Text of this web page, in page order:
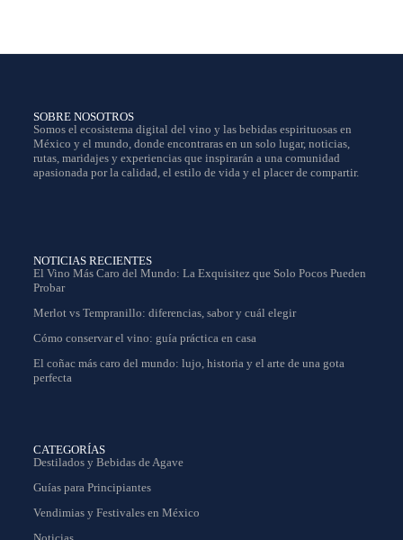
SOBRE NOSOTROS
Somos el ecosistema digital del vino y las bebidas espirituosas en
México y el mundo, donde encontraras en un solo lugar, noticias,
rutas, maridajes y experiencias que inspirarán a una comunidad
apasionada por la calidad, el estilo de vida y el placer de compartir.
NOTICIAS RECIENTES
El Vino Más Caro del Mundo: La Exquisitez que Solo Pocos Pueden
Probar
Merlot vs Tempranillo: diferencias, sabor y cuál elegir
Cómo conservar el vino: guía práctica en casa
El coñac más caro del mundo: lujo, historia y el arte de una gota
perfecta
CATEGORÍAS
Destilados y Bebidas de Agave
Guías para Principiantes
Vendimias y Festivales en México